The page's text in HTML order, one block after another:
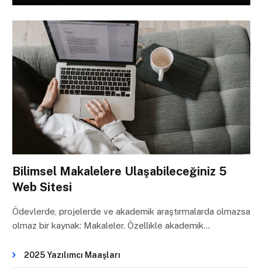
Bilimsel Makalelere Ulaşabileceğiniz 5
Web Sitesi
Ödevlerde, projelerde ve akademik araştırmalarda olmazsa
olmaz bir kaynak: Makaleler. Özellikle akademik…
2025 Yazılımcı Maaşları